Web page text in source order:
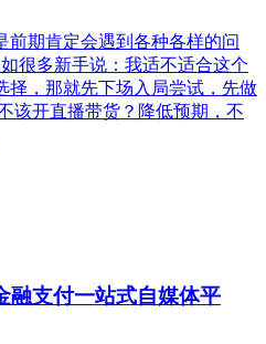
前期肯定会遇到各种各样的问
很多新手说：我适不适合这个
择，那就先下场入局尝试，先做
该开直播带货？降低预期，不
融支付一站式自媒体平